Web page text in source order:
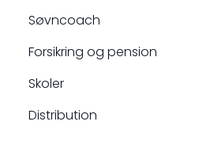
Søvncoach
Forsikring og pension
Skoler
Distribution